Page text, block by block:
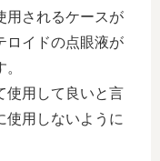
用されるケースが
ロイドの点眼液が
使用して良いと言
使用しないように